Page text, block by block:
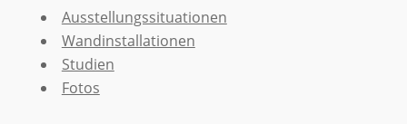
Ausstellungssituationen
Wandinstallationen
Studien
Fotos